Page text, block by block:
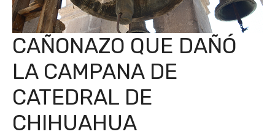
CAÑONAZO QUE DAÑÓ
LA CAMPANA DE
CATEDRAL DE
CHIHUAHUA